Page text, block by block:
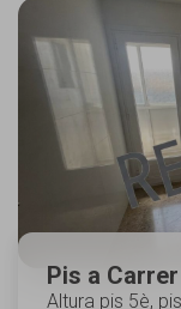
Pis a
Altura pis 5è,